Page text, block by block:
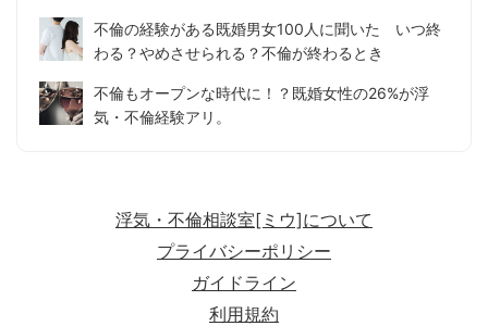
不倫の経験がある既婚男女100人に聞いた いつ終
わる？やめさせられる？不倫が終わるとき
不倫もオープンな時代に！？既婚女性の26%が浮
気・不倫経験アリ。
浮気・不倫相談室[ミウ]について
プライバシーポリシー
ガイドライン
利用規約